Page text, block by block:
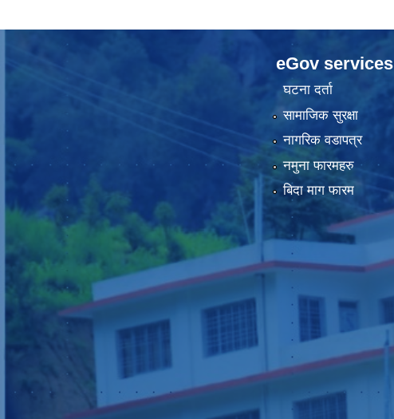
eGov services
घटना दर्ता
सामाजिक सुरक्षा
नागरिक वडापत्र
नमुना फारमहरु
बिदा माग फारम